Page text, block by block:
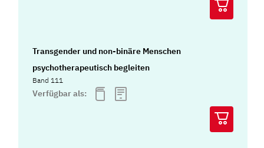
Transgender und non-binäre Menschen
psychotherapeutisch begleiten
Band 111
Verfügbar als: